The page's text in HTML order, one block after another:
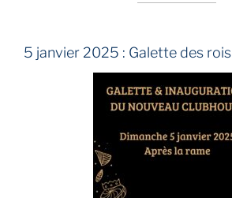
5 janvier 2025 : Galette des rois